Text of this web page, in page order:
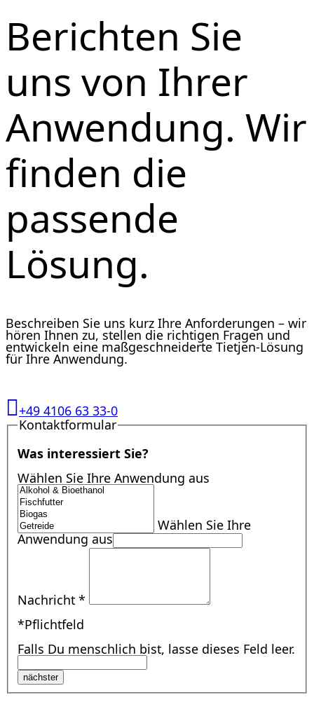
Berichten Sie
uns von Ihrer
Anwendung. Wir
finden die
passende
Lösung.
Beschreiben Sie uns kurz Ihre Anforderungen – wir
hören Ihnen zu, stellen die richtigen Fragen und
entwickeln eine maßgeschneiderte Tietjen-Lösung
für Ihre Anwendung.
+49 4106 63 33-0
Kontaktformular
Was interessiert Sie?
Wählen Sie Ihre Anwendung aus
Wählen Sie Ihre
Anwendung aus
Nachricht*
*Pflichtfeld
Falls Du menschlich bist, lasse dieses Feld leer.
nächster